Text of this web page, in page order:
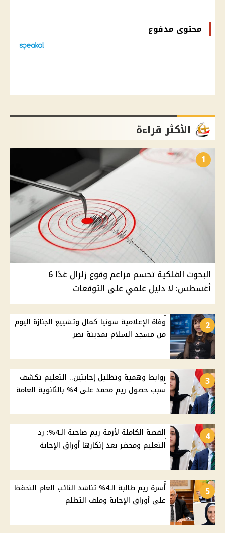
محتوى مدفوع
الأكثر قراءة
1
البحوث الفلكية تحسم مزاعم وقوع زلزال غدًا 6
أغسطس: لا دليل علمي على التوقعات
2
وفاة الإعلامية سونيا كمال وتشييع الجنازة اليوم
من مسجد السلام بمدينة نصر
3
روابط وهمية وتظليل إجابتين.. التعليم تكشف
سبب حصول ريم محمد على 4% بالثانوية العامة
4
القصة الكاملة لأزمة ريم صاحبة الـ4%: رد
التعليم ومحضر بعد إنكارها أوراق الإجابة
5
أسرة ريم طالبة الـ4% تناشد النائب العام التحفظ
على أوراق الإجابة وملف التظلم